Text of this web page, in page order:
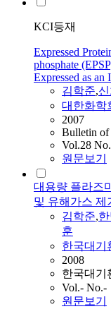
KCI등재
Expressed
phosphate
Expressed as
김학준,
대한화학
2007
Bulletin of
Vol.28
원문보기
대용량 플라즈
및 유해가스 제
김학준,
훈
한국대기
2008
한국대기
Vol.- No.-
원문보기